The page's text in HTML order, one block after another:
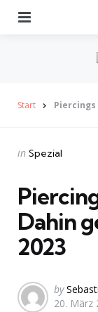
Start Piercings
Categories
Posted
in Spezial
Dahin
2023
Posted
by
by
20. März